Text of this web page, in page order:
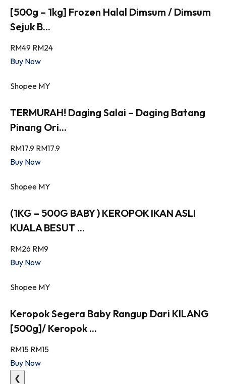
[500g – 1kg] Frozen Halal Dimsum / Dimsum
Sejuk B...
RM49 RM24
Buy Now
Shopee MY
TERMURAH! Daging Salai – Daging Batang
Pinang Ori...
RM17.9 RM17.9
Buy Now
Shopee MY
(1KG – 500G BABY ) KEROPOK IKAN ASLI
KUALA BESUT ...
RM26 RM9
Buy Now
Shopee MY
Keropok Segera Baby Rangup Dari KILANG
[500g]/ Keropok ...
RM15 RM15
Buy Now
❮